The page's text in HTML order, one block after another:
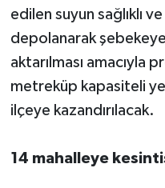
edilen suyun sağlıklı
depolanarak
aktarılması amacıyla
metreküp kapasiteli
ilçeye kazandırılacak.
14 mahalleye